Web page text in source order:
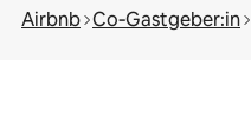
Airbnb Co‑Gastgeber:in